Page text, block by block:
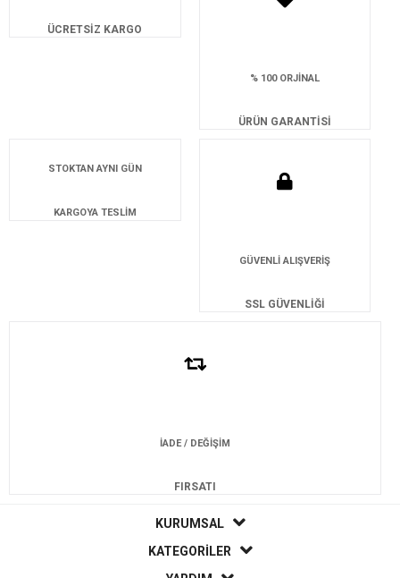
ÜCRETSİZ KARGO
% 100 ORJİNAL
ÜRÜN GARANTİSİ
STOKTAN AYNI GÜN
KARGOYA TESLİM
GÜVENLİ ALIŞVERİŞ
SSL GÜVENLİĞİ
İADE / DEĞİŞİM
FIRSATI
KURUMSAL
KATEGORİLER